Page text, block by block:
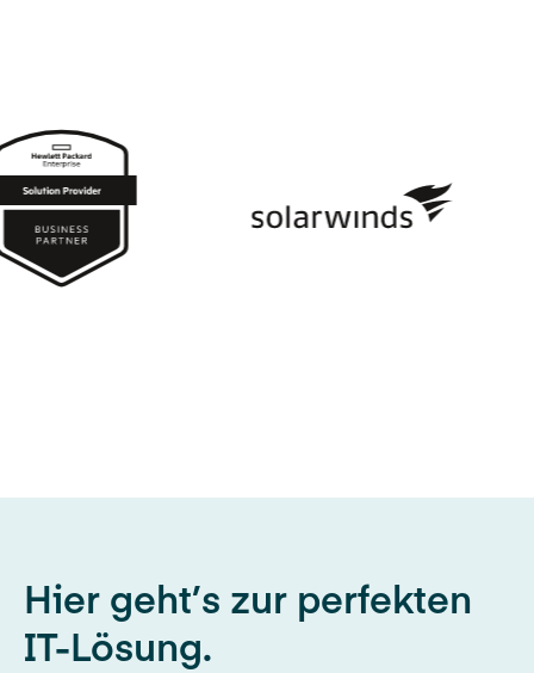
Hier geht’s zur perfekten
IT-Lösung.